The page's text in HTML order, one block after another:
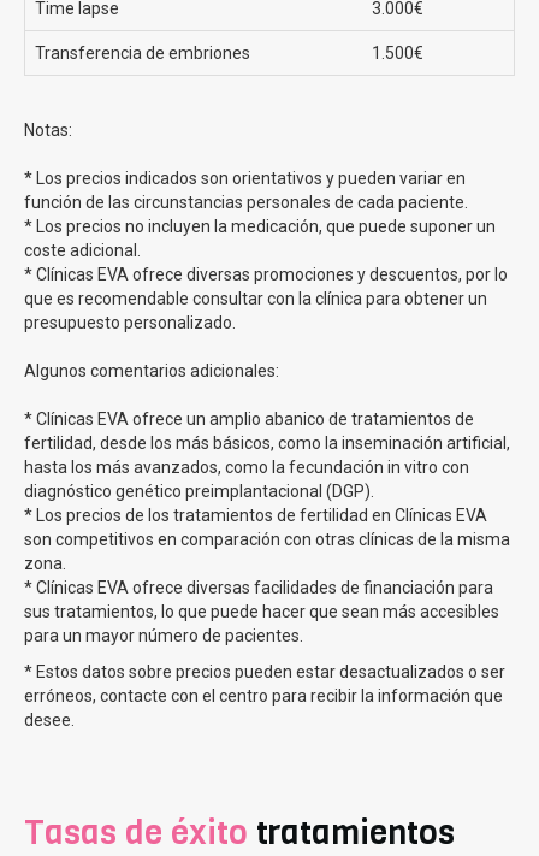
Precio FIV con ovodonación
Clínicas Eva te ofrece el tratamiento de fecundación
que los precios de Clínicas Eva pueden sufrir variaciones
ventajas para un número determinado de pacientes.
Metodo Ropa Clínicas Eva
LaFecundación in Vitro método ROPAes una variante
de la Fecundación In Vitro diseñada
óvulos, que son fertilizados con semen de donante en el
laboratorio. Luego, el embrión resultante se implanta en el
útero de la otra mujer, quien se convierte en la madre
gestante y dará a luz al bebé.Ambas mujeres tienen un
papel activo en el proceso, siendo una la madre
biológica y la otra la madre gestante.
¿Por qué realizar la FIV Método ROPA en Clínicas Eva?
En Clinicas Eva, contamos con más de 200 especialistas
que brindan asesoramiento, acompañamiento y
preparación para los tratamientos de reproducción
asistida. Somos la clínica preferida para el método ROPA
que estamos encantados de poder asesorar a todas
Time lapse 3.000€
Transferencia de embriones 1.500€
Notas:
* Los precios indicados son orientativos y pueden variar en
función de las circunstancias personales de cada paciente.
* Los precios no incluyen la medicación, que puede suponer un
coste adicional.
* Clínicas EVA ofrece diversas promociones y descuentos, por lo
que es recomendable consultar con la clínica para obtener un
presupuesto personalizado.
Algunos comentarios adicionales:
* Clínicas EVA ofrece un amplio abanico de tratamientos de
fertilidad, desde los más básicos, como la inseminación artificial,
hasta los más avanzados, como la fecundación in vitro con
diagnóstico genético preimplantacional (DGP).
* Los precios de los tratamientos de fertilidad en Clínicas EVA
son competitivos en comparación con otras clínicas de la misma
zona.
* Clínicas EVA ofrece diversas facilidades de financiación para
sus tratamientos, lo que puede hacer que sean más accesibles
para un mayor número de pacientes.
* Estos datos sobre precios pueden estar desactualizados o ser
erróneos, contacte con el centro para recibir la información que
desee.
Tasas de éxito tratamientos